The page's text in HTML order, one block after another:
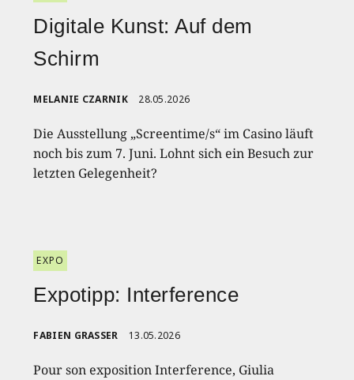
Digitale Kunst: Auf dem
Schirm
MELANIE CZARNIK 28.05.2026
Die Ausstellung „Screentime/s“ im Casino läuft
noch bis zum 7. Juni. Lohnt sich ein Besuch zur
letzten Gelegenheit?
EXPO
Expotipp: Interference
FABIEN GRASSER 13.05.2026
Pour son exposition Interference, Giulia